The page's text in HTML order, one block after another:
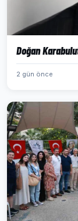
Doğan
2 gün önce